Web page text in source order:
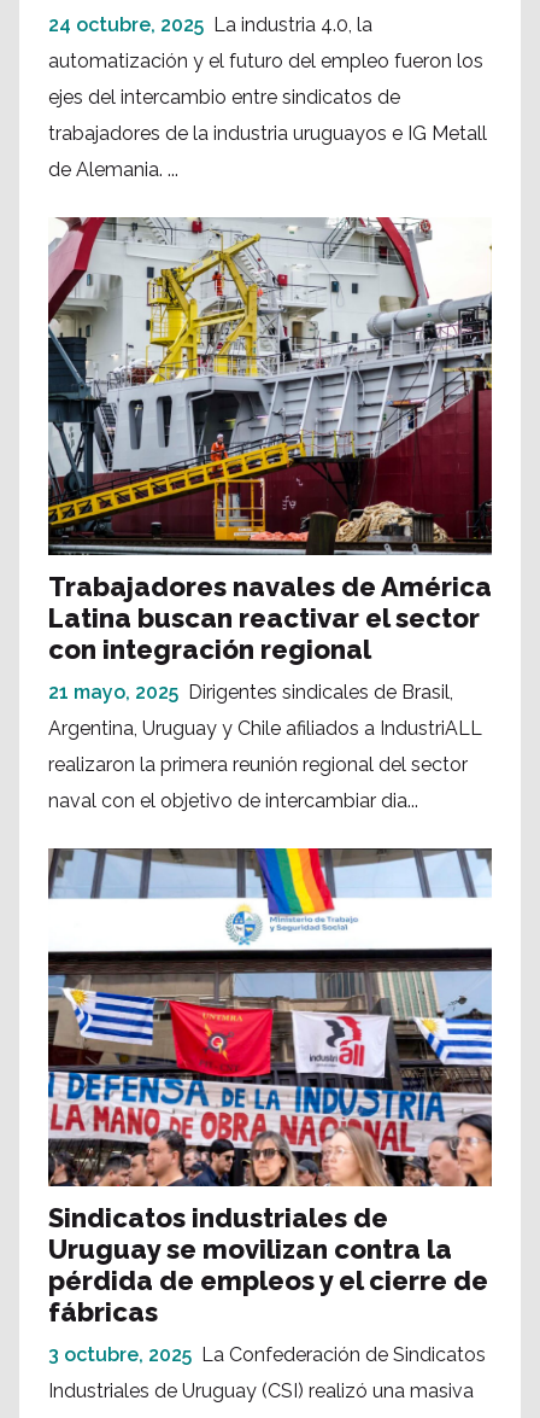
24 octubre, 2025 La industria 4.0, la
automatización y el futuro del empleo fueron los
ejes del intercambio entre sindicatos de
trabajadores de la industria uruguayos e IG Metall
de Alemania. ...
Trabajadores navales de América
Latina buscan reactivar el sector
con integración regional
21 mayo, 2025 Dirigentes sindicales de Brasil,
Argentina, Uruguay y Chile afiliados a IndustriALL
realizaron la primera reunión regional del sector
naval con el objetivo de intercambiar dia...
Sindicatos industriales de
Uruguay se movilizan contra la
pérdida de empleos y el cierre de
fábricas
3 octubre, 2025 La Confederación de Sindicatos
Industriales de Uruguay (CSI) realizó una masiva